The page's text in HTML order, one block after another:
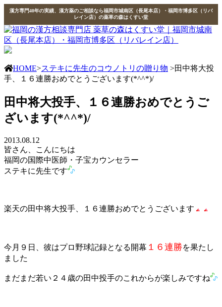
漢方専門40年の実績、漢方薬のご相談なら福岡市城南区（長尾本店）・福岡市博多区（リバ
レイン店）の薬草の森はくすい堂
HOME>ステキに先生のコウノトリの贈り物 >田中将大投
手、１６連勝おめでとうございます(*^^*)/
田中将大投手、１６連勝おめでとうご
ざいます(*^^*)/
2013.08.12
皆さん、こんにちは
福岡の国際中医師・子宝カウンセラー
ステキに先生です
楽天の田中将大投手、１６連勝おめでとうございます
今月９日、彼はプロ野球記録となる開幕 １６連勝を果たし
ました
まだまだ若い２４歳の田中投手のこれからが楽しみですね